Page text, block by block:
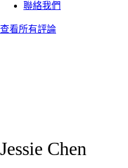
聯絡我們
查看所有評論
Jessie Chen